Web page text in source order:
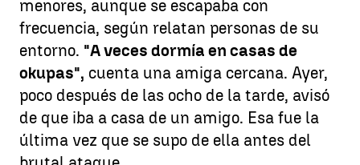
menores, aunque se escapaba con
frecuencia, según relatan personas de su
entorno. "A veces dormía en casas de
okupas", cuenta una amiga cercana. Ayer,
poco después de las ocho de la tarde, avisó
de que iba a casa de un amigo. Esa fue la
última vez que se supo de ella antes del